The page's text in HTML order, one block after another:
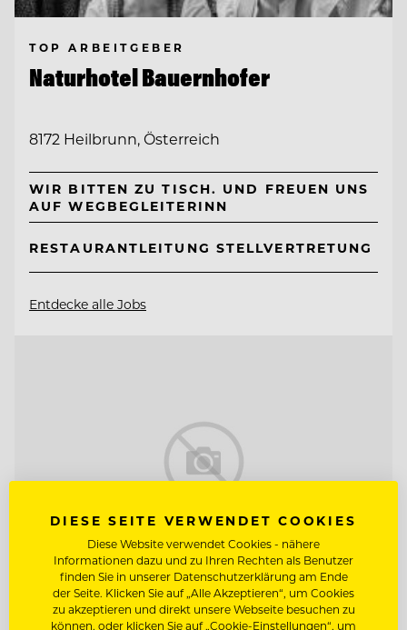
TOP ARBEITGEBER
Naturhotel Bauernhofer
8172 Heilbrunn, Österreich
WIR BITTEN ZU TISCH. UND FREUEN UNS
AUF WEGBEGLEITERINN
RESTAURANTLEITUNG STELLVERTRETUNG
Entdecke alle Jobs
TOP ARBEITGEBER
DIESE SEITE VERWENDET COOKIES
Diese Website verwendet Cookies - nähere
Informationen dazu und zu Ihren Rechten als Benutzer
finden Sie in unserer Datenschutzerklärung am Ende
der Seite. Klicken Sie auf „Alle Akzeptieren“, um Cookies
zu akzeptieren und direkt unsere Webseite besuchen zu
können, oder klicken Sie auf „Cookie-Einstellungen“, um